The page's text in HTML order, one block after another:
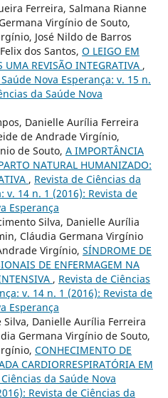
Ferreira, Salmana Rianne
Virgínio de Souto,
José Nildo de Barros
dos Santos, O LEIGO EM
UMA REVISÃO INTEGRATIVA ,
Nova Esperança: v. 15 n.
da Saúde Nova
Danielle Aurília Ferreira
de Andrade Virgínio,
de Souto, A IMPORTÂNCIA
NATURAL HUMANIZADO:
, Revista de Ciências da
v. 14 n. 1 (2016): Revista de
Esperança
Silva, Danielle Aurília
Cláudia Germana Virgínio
Virgínio, SÍNDROME DE
DE ENFERMAGEM NA
, Revista de Ciências
v. 14 n. 1 (2016): Revista de
Esperança
Danielle Aurília Ferreira
Germana Virgínio de Souto,
CONHECIMENTO DE
CARDIORRESPIRATÓRIA EM
da Saúde Nova
Revista de Ciências da